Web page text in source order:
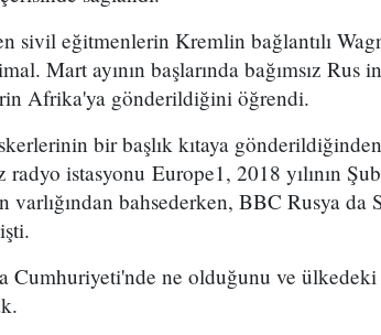
sivil eğitmenlerin Kremlin bağlantılı
Mart ayının başlarında bağımsız Rus
Afrika'ya gönderildiğini öğrendi.
bir başlık kıtaya
radyo istasyonu Europe1, 2018 yılının
varlığından bahsederken, BBC Rusya da
ne olduğunu ve ülkedeki